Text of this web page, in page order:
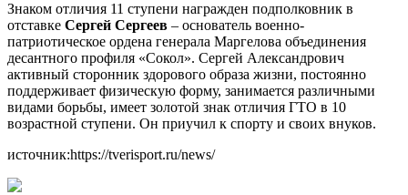
Знаком отличия 11 ступени награжден подполковник в
отставке Сергей Сергеев – основатель военно-
патриотическое ордена генерала Маргелова объединения
десантного профиля «Сокол». Сергей Александрович
активный сторонник здорового образа жизни, постоянно
поддерживает физическую форму, занимается различными
видами борьбы, имеет золотой знак отличия ГТО в 10
возрастной ступени. Он приучил к спорту и своих внуков.
источник:https://tverisport.ru/news/